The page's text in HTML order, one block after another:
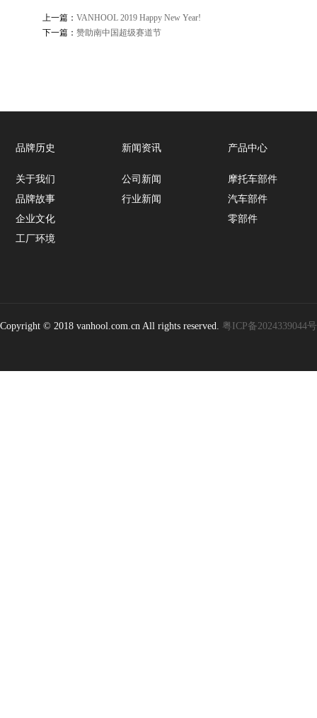
上一篇： VANHOOL 2019 Happy New Year!
下一篇： 赞助南中国超级赛道节
品牌历史
关于我们
品牌故事
企业文化
工厂环境
新闻资讯
公司新闻
行业新闻
产品中心
摩托车部件
汽车部件
零部件
Copyright © 2018 vanhool.com.cn All rights reserved. 粤ICP备2024339044号